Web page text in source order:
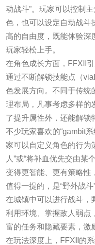
动战斗”。玩家可以控制
色，也可以设定自动战斗
高的自由度，既能体验深
玩家轻松上手。
在角色成长方面，FFXII引
通过不断解锁技能点（
色发展方向。不同于传统
理布局，凡事考虑多样的
了提升属性外，还能解锁
不少玩家喜欢的“gambit
家可以自定义角色的行为
人”或“将补血优先交由某
变得更智能、更有策略性
值得一提的，是“野外战
在城镇中可以进行战斗，
利用环境、掌握敌人弱点
富的任务和隐藏要素，激
在玩法深度上，FFXII的